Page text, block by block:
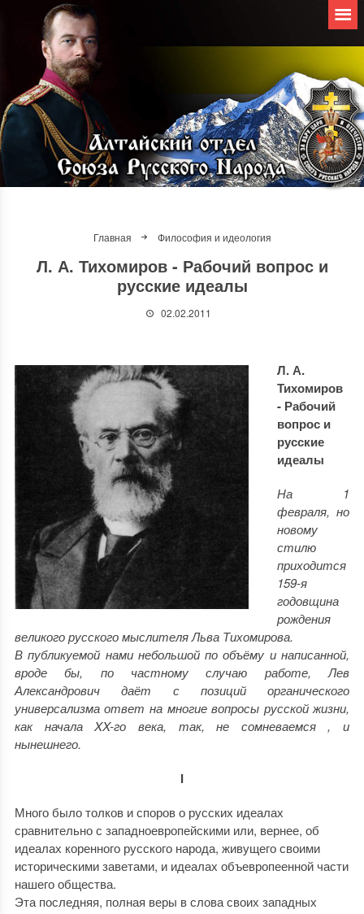
Главная Философия и идеология
Л. А. Тихомиров - Рабочий вопрос и
русские идеалы
02.02.2011
Л. А.
Тихомиров
- Рабочий
вопрос и
русские
идеалы
На 1
февраля, но
новому
стилю
приходится
159-я
годовщина
рождения
великого русского мыслителя Льва Тихомирова.
В публикуемой нами небольшой по объёму и написанной,
вроде бы, по частному случаю работе, Лев
Александрович даёт с позиций органического
универсализма ответ на многие вопросы русской жизни,
как начала XX-го века, так, не сомневаемся , и
нынешнего.
I
Много было толков и споров о русских идеалах
сравнительно с западноевропейскими или, вернее, об
идеалах коренного русского народа, живущего своими
историческими заветами, и идеалах объевропеенной части
нашего общества.
Эта последняя, полная веры в слова своих западных